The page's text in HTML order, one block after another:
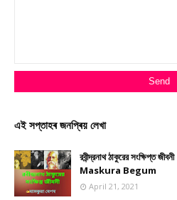
এই সপ্তাহৰ জনপ্ৰিয় লেখা
রবীন্দ্রনাথ ঠাকুরের
Maskura Begum
April 21, 2021